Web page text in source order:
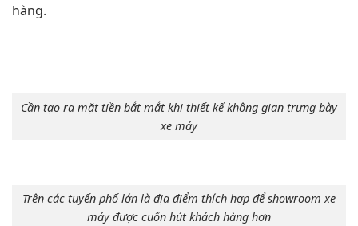
hàng.
Cần tạo ra mặt tiền bắt mắt khi thiết kế không gian trưng bày
xe máy
Trên các tuyến phố lớn là địa điểm thích hợp để showroom xe
máy được cuốn hút khách hàng hơn